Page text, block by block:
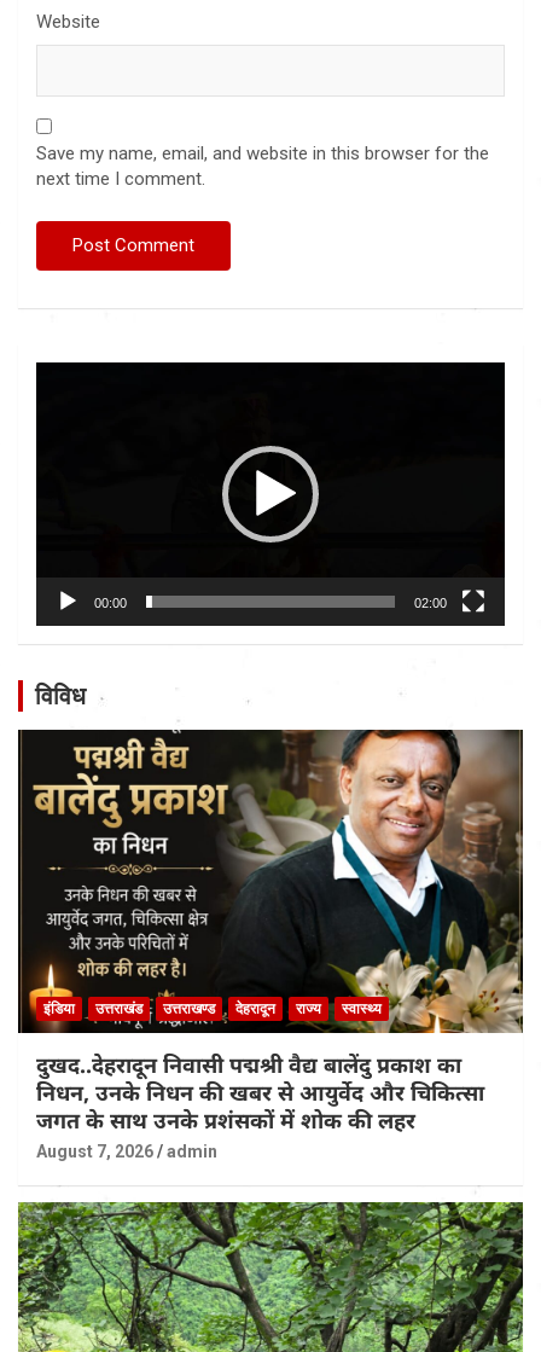
Website
Save my name, email, and website in this browser for the
next time I comment.
00:00 02:00
विविध
इंडिया उत्तराखंड उत्तराखण्ड देहरादून राज्य स्वास्थ्य
दुखद..देहरादून निवासी पद्मश्री वैद्य बालेंदु प्रकाश का
निधन, उनके निधन की खबर से आयुर्वेद और चिकित्सा
जगत के साथ उनके प्रशंसकों में शोक की लहर
August 7, 2026 admin